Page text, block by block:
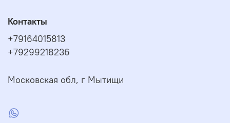
Контакты
+79164015813
+79299218236
Московская обл, г Мытищи